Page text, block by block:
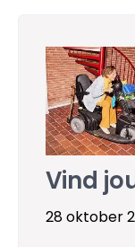
Vind
28 oktober